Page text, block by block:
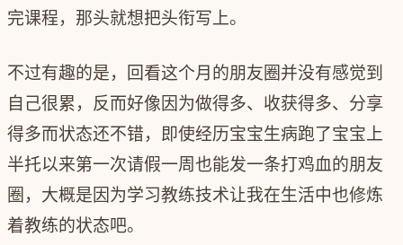
完课程，那头就想把头衔写上。
不过有趣的是，回看这个月的朋友圈并没有感觉到
自己很累，反而好像因为做得多、收获得多、分享
得多而状态还不错，即使经历宝宝生病跑了宝宝上
半托以来第一次请假一周也能发一条打鸡血的朋友
圈，大概是因为学习教练技术让我在生活中也修炼
着教练的状态吧。